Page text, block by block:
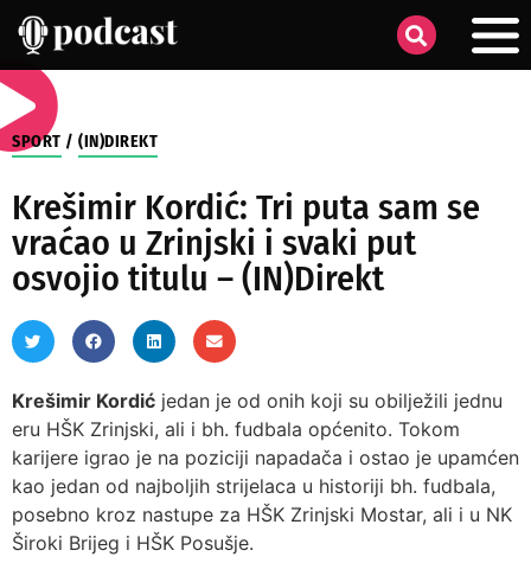
SPORT / (IN)DIREKT
Krešimir Kordić: Tri puta sam se
vraćao u Zrinjski i svaki put
osvojio titulu – (IN)Direkt
Krešimir Kordić jedan je od onih koji su obilježili jednu
eru HŠK Zrinjski, ali i bh. fudbala općenito. Tokom
karijere igrao je na poziciji napadača i ostao je upamćen
kao jedan od najboljih strijelaca u historiji bh. fudbala,
posebno kroz nastupe za HŠK Zrinjski Mostar, ali i u NK
Široki Brijeg i HŠK Posušje.